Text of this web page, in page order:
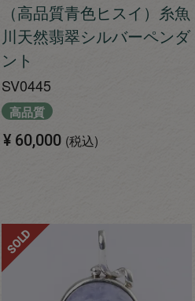
（高品質青色ヒスイ）糸魚
川天然翡翠シルバーペンダ
ント
SV0445
高品質
¥ 60,000 税込
SOLD